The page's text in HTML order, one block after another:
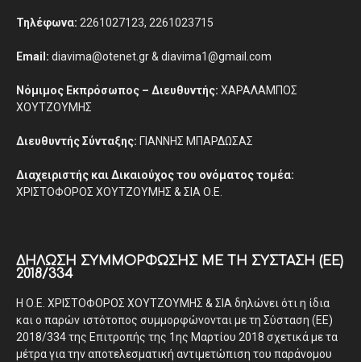
Τηλέφωνα: 2261027123, 2261023715
Email: diavima@otenet.gr & diavima1@gmail.com
Νόμιμος Εκπρόσωπος – Διευθυντής: ΧΑΡΑΛΑΜΠΟΣ
ΧΟΥΤΖΟΥΜΗΣ
Διευθυντής Σύνταξης: ΓΙΑΝΝΗΣ ΜΠΑΡΔΩΣΑΣ
Διαχειριστής και Δικαιούχος του ονόματος τομέα:
ΧΡΙΣΤΟΦΟΡΟΣ ΧΟΥΤΖΟΥΜΗΣ & ΣΙΑ Ο.Ε.
ΔΉΛΩΣΗ ΣΥΜΜΌΡΦΩΣΗΣ ΜΕ ΤΗ ΣΎΣΤΑΣΗ (ΕΕ)
2018/334
Η Ο.Ε. ΧΡΙΣΤΟΦΟΡΟΣ ΧΟΥΤΖΟΥΜΗΣ & ΣΙΑ δηλώνει ότι η ίδια
και ο παρών ιστότοπος συμμορφώνονται με τη Σύσταση (ΕΕ)
2018/334 της Επιτροπής της 1ης Μαρτίου 2018 σχετικά με τα
μέτρα για την αποτελεσματική αντιμετώπιση του παράνομου